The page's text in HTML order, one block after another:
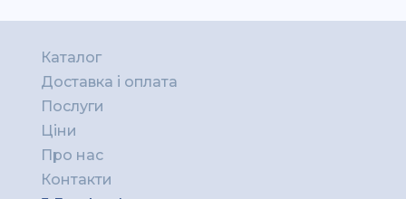
Каталог
Доставка і оплата
Послуги
Ціни
Про нас
Контакти